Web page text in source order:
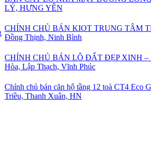
LÝ, HƯNG YÊN
CHÍNH CHỦ BÁN KIOT TRUNG TÂM
Đồng Thịnh, Ninh Bình
CHÍNH CHỦ BÁN LÔ ĐẤT ĐẸP XINH –
Hòa, Lập Thạch, Vĩnh Phúc
Chính chủ bán căn hộ tầng 12 toà CT4 Eco
Triều, Thanh Xuân, HN